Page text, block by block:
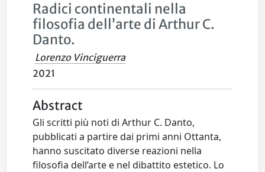
Radici continentali nella
filosofia dell’arte di Arthur C.
Danto.
Lorenzo Vinciguerra
2021
Abstract
Gli scritti più noti di Arthur C. Danto,
pubblicati a partire dai primi anni Ottanta,
hanno suscitato diverse reazioni nella
filosofia dell’arte e nel dibattito estetico. Lo